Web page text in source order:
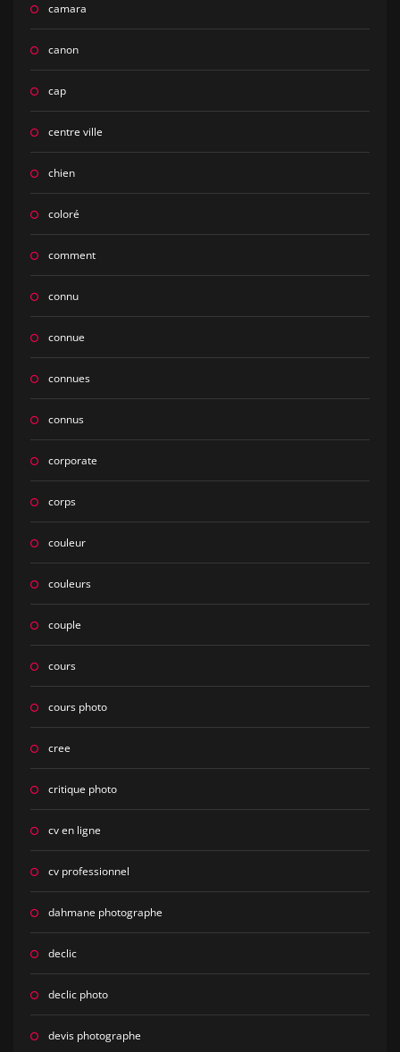
camara
canon
cap
centre ville
chien
coloré
comment
connu
connue
connues
connus
corporate
corps
couleur
couleurs
couple
cours
cours photo
cree
critique photo
cv en ligne
cv professionnel
dahmane photographe
declic
declic photo
devis photographe